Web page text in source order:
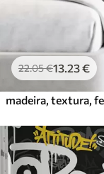
22.05€13 .23€